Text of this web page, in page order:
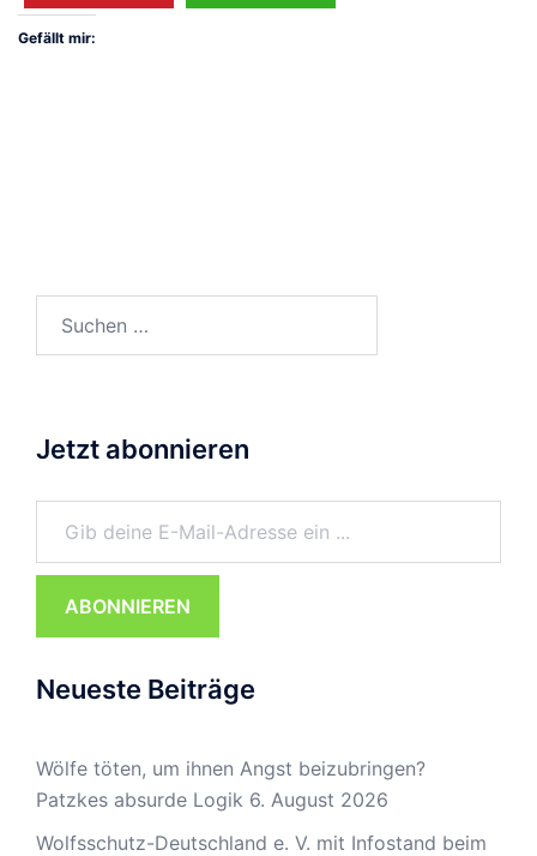
Gefällt mir:
nach:
Jetzt abonnieren
Gib deine E-Mail-Adresse ein ...
ABONNIEREN
Neueste Beiträge
Wölfe töten, um ihnen Angst beizubringen?
Patzkes absurde Logik 6. August 2026
Wolfsschutz-Deutschland e. V. mit Infostand beim